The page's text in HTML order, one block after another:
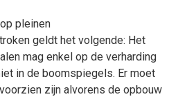
pleinen
geldt het volgende: Het
mag enkel op de verharding
in de boomspiegels. Er moet
zijn alvorens de opbouw